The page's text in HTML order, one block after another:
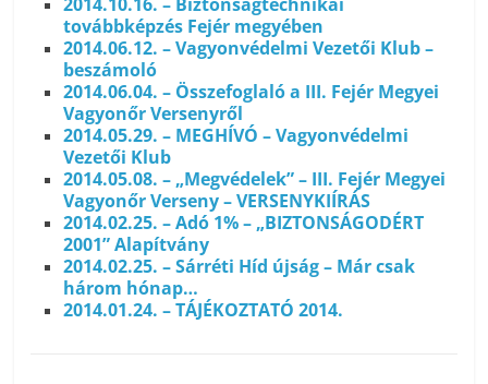
továbbképzés Fejér megyében
2014.06.12. – Vagyonvédelmi Vezetői Klub –
beszámoló
2014.06.04. – Összefoglaló a III. Fejér Megyei
Vagyonőr Versenyről
2014.05.29. – MEGHÍVÓ – Vagyonvédelmi
Vezetői Klub
2014.05.08. – „Megvédelek” – III. Fejér Megyei
Vagyonőr Verseny – VERSENYKIÍRÁS
2014.02.25. – Adó 1% – „BIZTONSÁGODÉRT
2001” Alapítvány
2014.02.25. – Sárréti Híd újság – Már csak
három hónap…
2014.01.24. – TÁJÉKOZTATÓ 2014.